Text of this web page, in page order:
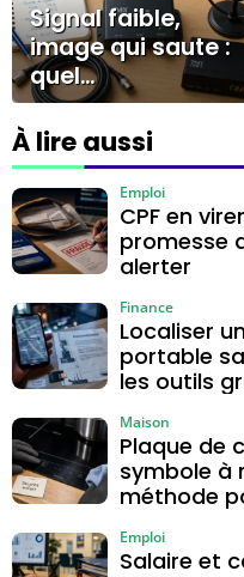
Signal faible,
image qui saute :
quel
amplificateur
antenne TV
choisir entre
intérieur, extérieur
et programmable
?
À lire aussi
CPF en
promesse
alerter
Emploi
Localiser
portable
les outils
Finance
Plaque de
symbole à
méthode
Maison
Salaire et
Emploi